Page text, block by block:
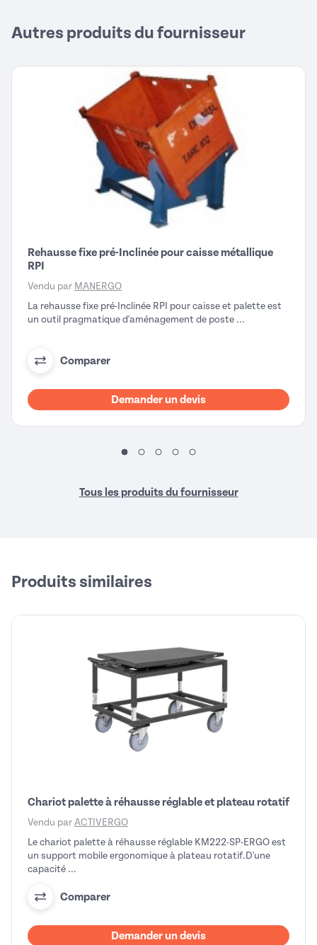
Autres produits du fournisseur
Rehausse fixe pré-Inclinée pour caisse métallique
RPI
Vendu par MANERGO
La rehausse fixe pré-Inclinée RPI pour caisse et palette est
un outil pragmatique d'aménagement de poste ...
Comparer
Demander un devis
Tous les produits du fournisseur
Produits similaires
Chariot palette à réhausse réglable et plateau rotatif
Vendu par ACTIVERGO
Le chariot palette à réhausse réglable KM222-SP-ERGO est
un support mobile ergonomique à plateau rotatif.D'une
capacité ...
Comparer
Demander un devis